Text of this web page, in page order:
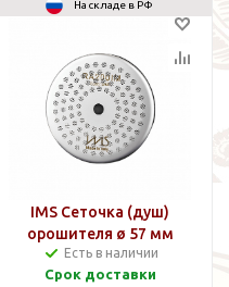
На складе в РФ
IMS Сеточка (душ)
орошителя ø 57 мм
Есть в наличии
Срок доставки